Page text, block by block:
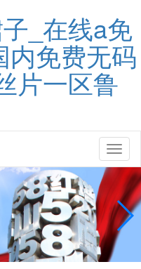
_在线a免
内免费无码
片一区鲁